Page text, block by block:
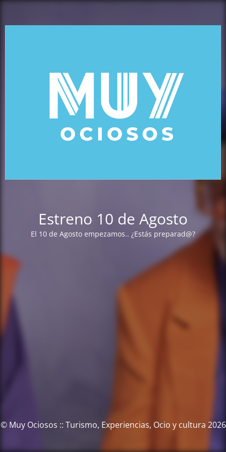
Estreno 10 de Agosto
El 10 de Agosto empezamos.. ¿Estás preparad@?
© Muy Ociosos :: Turismo, Experiencias, Ocio y cultura 2026